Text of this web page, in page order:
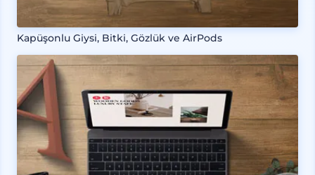
Kapüşonlu Giysi, Bitki, Gözlük ve AirPods